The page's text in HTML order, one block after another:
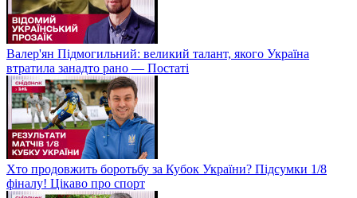
Валер'ян Підмогильний: великий талант, якого Україна
втратила занадто рано — Постаті
Хто продовжить боротьбу за Кубок України? Підсумки 1/8
фіналу! Цікаво про спорт